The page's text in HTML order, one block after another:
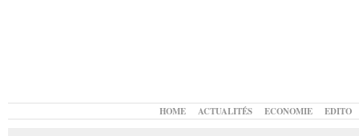
HOME ACTUALITÉS ECONOMIE EDITO